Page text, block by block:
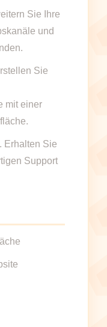
Sie Ihre
und
Sie
mit einer
Erhalten Sie
Support